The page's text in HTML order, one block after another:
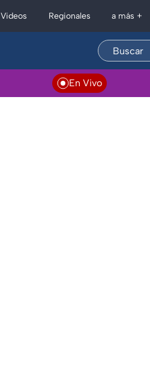
Videos Regionales a más +
En Vivo